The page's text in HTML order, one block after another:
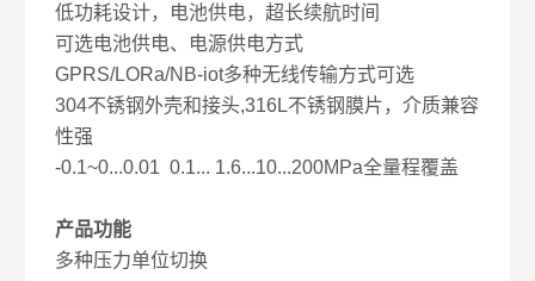
低功耗设计，电池供电，超长续航时间
可选电池供电、电源供电方式
GPRS/LORa/NB-iot多种无线传输方式可选
304不锈钢外壳和接头,316L不锈钢膜片，介质兼容
性强
-0.1~0...0.01 0.1... 1.6...10...200MPa全量程覆盖
产品功能
多种压力单位切换